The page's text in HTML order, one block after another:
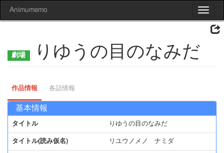
Toggle
Animumemo
りゆうの目のなみだ
作品情報 各話情報
基本情報
タイトル りゆうの目のなみだ
タイトル(読み仮名) リユウノメノ ナミダ